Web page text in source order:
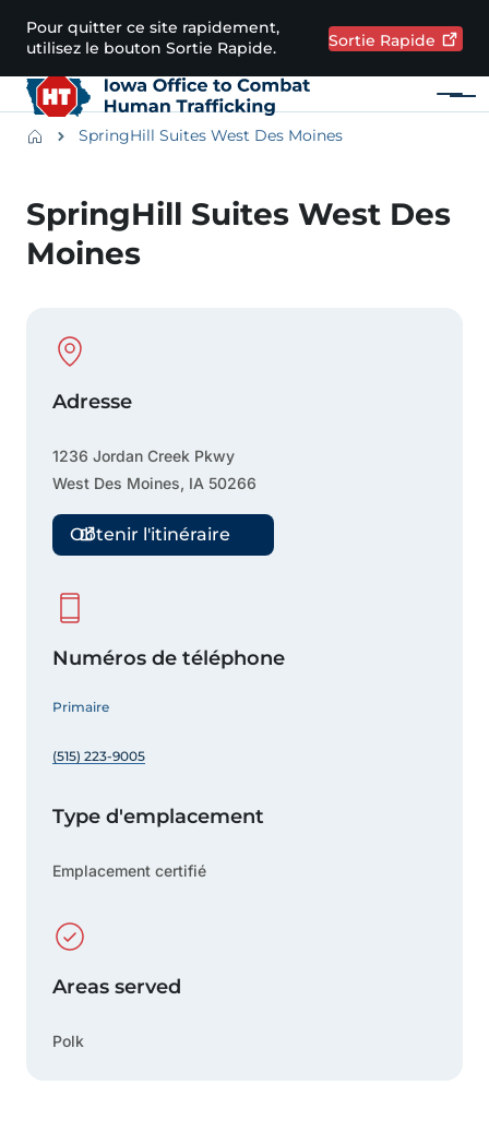
Passer au contenu principal
Pour quitter ce site rapidement,
utilisez le bouton Sortie Rapide.
Sortie Rapide
Menu
Main navigation
BreadcrumbsSpringHill Suites West Des Moines
SpringHill Suites West Des
Moines
Physical Location
Adresse
1236 Jordan Creek Pkwy
West Des Moines, IA 50266
Obtenir l'itinéraire
Numéros de téléphone
Primaire
(515) 223-9005
Type d'emplacement
Emplacement certifié
Areas served
Polk